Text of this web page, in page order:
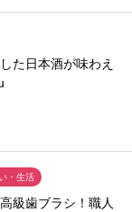
た日本酒が味わえ
・生活
級歯ブラシ！職人